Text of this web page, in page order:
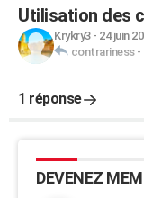
Utilisation des
Krykry3- 24 juin
contrariness-
1 réponse
DEVENEZ